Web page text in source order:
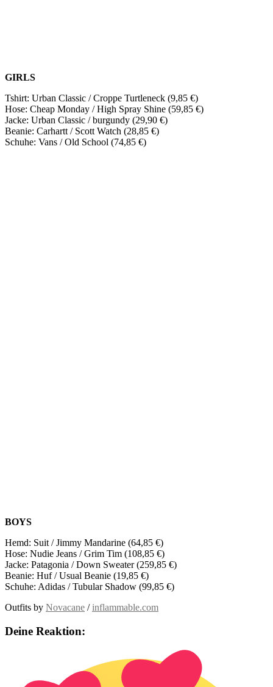
GIRLS
Tshirt: Urban Classic / Croppe Turtleneck (9,85 €)
Hose: Cheap Monday / High Spray Shine (59,85 €)
Jacke: Urban Classic / burgundy (29,90 €)
Beanie: Carhartt / Scott Watch (28,85 €)
Schuhe: Vans / Old School (74,85 €)
BOYS
Hemd: Suit / Jimmy Mandarine (64,85 €)
Hose: Nudie Jeans / Grim Tim (108,85 €)
Jacke: Patagonia / Down Sweater (259,85 €)
Beanie: Huf / Usual Beanie (19,85 €)
Schuhe: Adidas / Tubular Shadow (99,85 €)
Outfits by Novacane /inflammable.com
Deine Reaktion: